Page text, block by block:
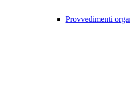
Provvedimenti